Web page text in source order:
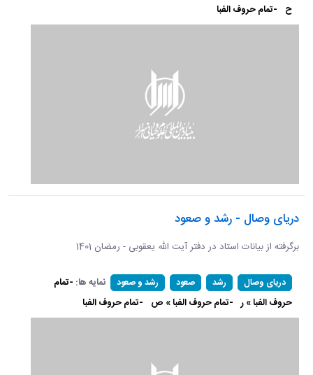
ح -تمام حروف الفبا
دریای وصال - رشد و صعود
برگرفته از بیانات استاد در دفتر آیت الله یعقوبی - رمضان 1401
دریای وصال رشد صعود رشد و صعود نمایه ها: -تمام
حروف الفبا » ر -تمام حروف الفبا » ص -تمام حروف الفبا